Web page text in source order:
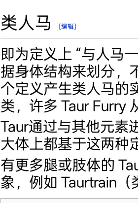
类人马 [编辑]
即为定义上 “与人马
据身体结构来划分，
个定义产生类人马的
类，许多 Taur Furry
Taur通过与其他元素
大体上都基于这两种
有更多腿或肢体的
象，例如 Taurtrain（